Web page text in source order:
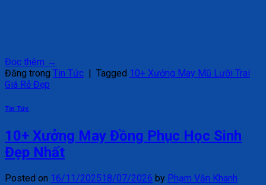
Đọc thêm →
Đăng trong Tin Tức | Tagged 10+ Xưởng May Mũ Lưỡi Trai
Giá Rẻ Đẹp
Tin Tức
10+ Xưởng May Đồng Phục Học Sinh
Đẹp Nhất
Posted on 16/11/202518/07/2026 by Phạm Văn Khanh